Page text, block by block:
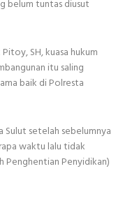
belum tuntas diusut
SH, kuasa hukum
itu saling
baik di Polresta
setelah sebelumnya
waktu lalu tidak
Penghentian Penyidikan)